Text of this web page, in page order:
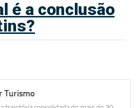
é a conclusão
Turismo